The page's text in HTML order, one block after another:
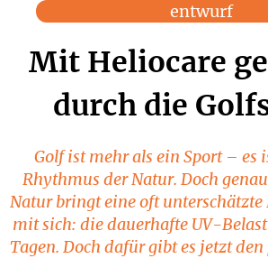
entwurf
Mit Heliocare
durch die
Golf ist mehr als ein Sport – es
Rhythmus der Natur. Doch
Natur bringt eine oft
mit sich: die dauerhafte UV-
Tagen. Doch dafür gibt es jetzt